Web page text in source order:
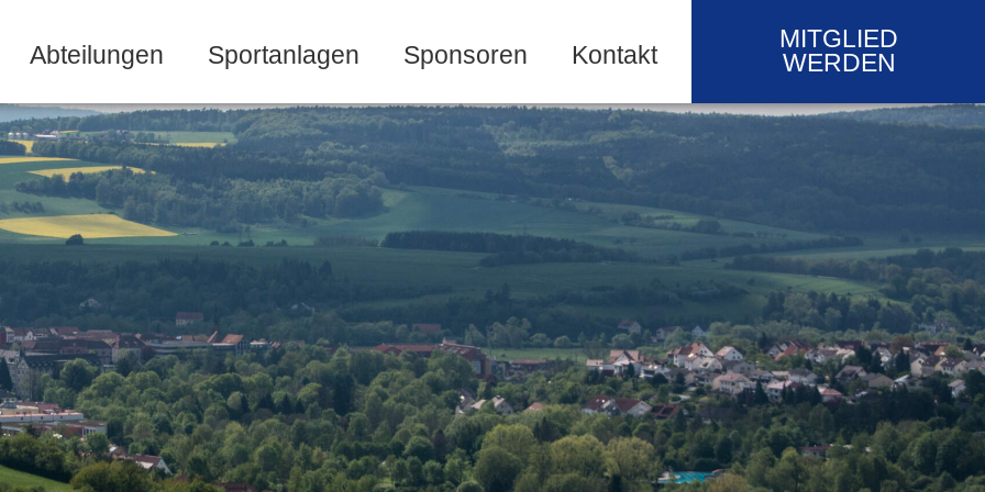
Abteilungen Sportanlagen Sponsoren Kontakt
MITGLIED
WERDEN